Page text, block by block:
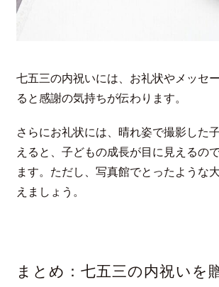
七五三の内祝いには、お礼状やメッセ
ると感謝の気持ちが伝わります。
さらにお礼状には、晴れ姿で撮影した
えると、子どもの成長が目に見えるの
ます。ただし、写真館でとったような
えましょう。
まとめ：七五三の内祝いを